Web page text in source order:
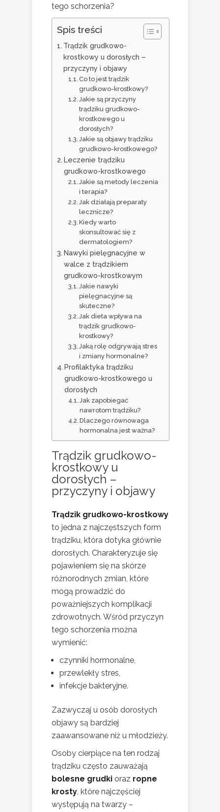
tego schorzenia?
Spis treści
Trądzik grudkowo-
krostkowy u dorosłych –
przyczyny i objawy
Co to jest trądzik
grudkowo-krostkowy?
Jakie są przyczyny
trądziku grudkowo-
krostkowego u
dorosłych?
Jakie są objawy trądziku
grudkowo-krostkowego?
Leczenie trądziku
grudkowo-krostkowego
Jakie są metody leczenia
i terapia?
Jak działają preparaty
lecznicze?
Kiedy warto
skonsultować się z
dermatologiem?
Nawyki pielęgnacyjne w
walce z trądzikiem
grudkowo-krostkowym
Jakie nawyki
pielęgnacyjne są
skuteczne?
Jak dieta wpływa na
trądzik grudkowo-
krostkowy?
Jaką rolę odgrywają stres
i zmiany hormonalne?
Profilaktyka trądziku
grudkowo-krostkowego u
dorosłych
Jak zapobiegać
nawrotom trądziku?
Dlaczego równowaga
hormonalna jest ważna?
Trądzik grudkowo-
krostkowy u
dorosłych –
przyczyny i objawy
Trądzik grudkowo-krostkowy
to jedna z najczęstszych form
trądziku, która dotyka głównie
dorosłych. Charakteryzuje się
pojawieniem się na skórze
różnorodnych zmian, które
mogą prowadzić do
poważniejszych komplikacji
zdrowotnych. Wśród przyczyn
tego schorzenia można
wymienić:
czynniki hormonalne,
przewlekły stres,
infekcje bakteryjne.
Zazwyczaj u osób dorosłych
objawy są bardziej
zaawansowane niż u młodzieży.
Osoby cierpiące na ten rodzaj
trądziku często zauważają
bolesne grudki oraz ropne
krosty, które najczęściej
występują na twarzy –